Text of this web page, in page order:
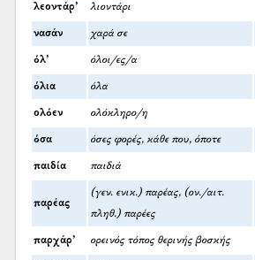
λεοντάρ’ λιοντάρι
νασάν χαρά σε
όλ’ όλοι/ες/α
όλια όλα
ολόεν ολόκληρο/η
όσα όσες φορές, κάθε που, όποτε
παιδία παιδιά
παρέας
(γεν. ενικ.) παρέας, (ον./αιτ.
πληθ.) παρέες
παρχάρ’ ορεινός τόπος θερινής βοσκής